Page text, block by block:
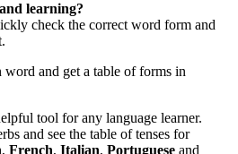
learning?
check the correct word form and
word and get a table of forms in
tool for any language learner.
and see the table of tenses for
, French, Italian, Portuguese and